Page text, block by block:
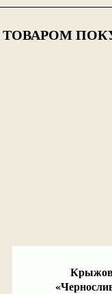
ТОВАРОМ